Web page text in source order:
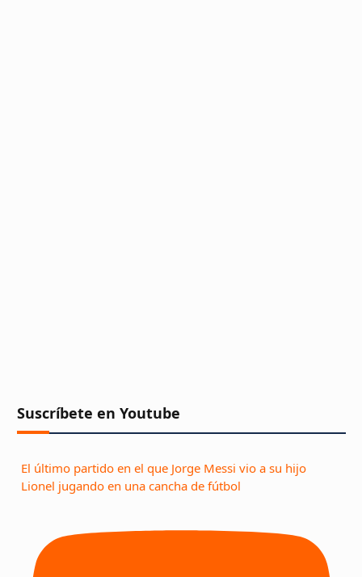
Suscríbete en Youtube
El último partido en el que Jorge Messi vio a su hijo
Lionel jugando en una cancha de fútbol